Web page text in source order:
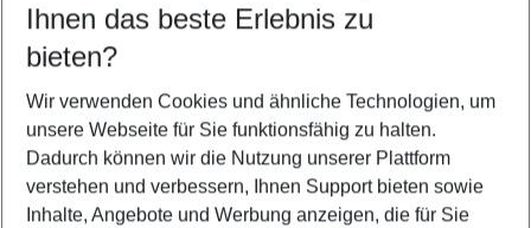
Find the perfect deal which suits your best
Your departure airport
Any airport
Select your date range
08/08/26–06/08/27 5-8 nights
Who will travel
2 adults No children
Ihnen das beste Erlebnis zu
bieten?
Wir verwenden Cookies und ähnliche Technologien, um
unsere Webseite für Sie funktionsfähig zu halten.
Dadurch können wir die Nutzung unserer Plattform
verstehen und verbessern, Ihnen Support bieten sowie
Inhalte, Angebote und Werbung anzeigen, die für Sie